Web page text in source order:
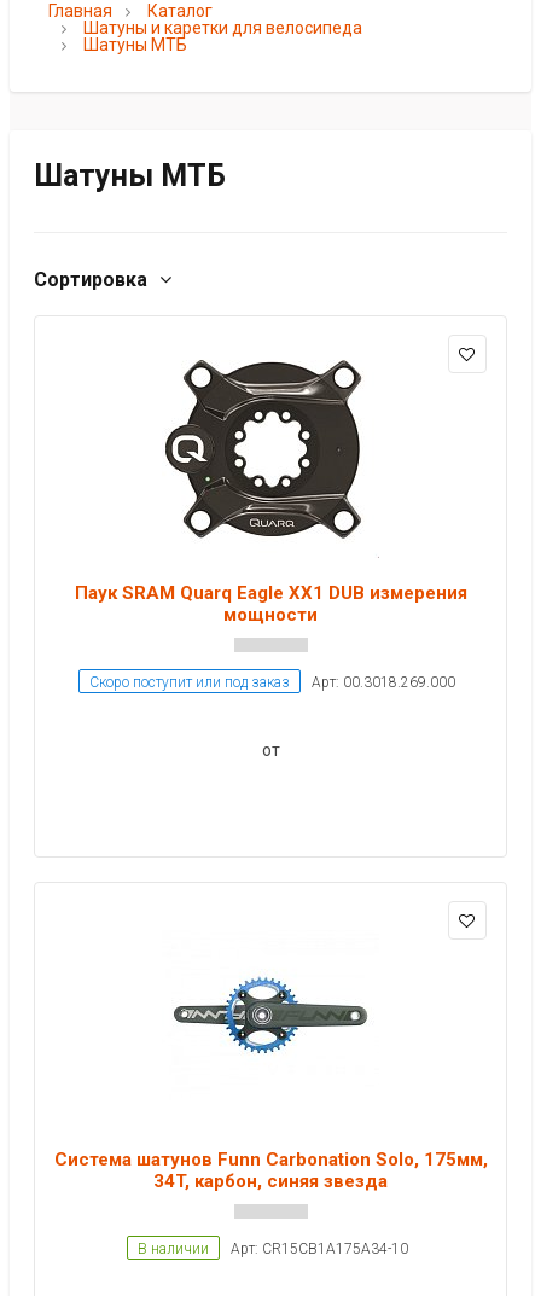
Главная
Каталог
Шатуны и каретки для велосипеда
Шатуны МТБ
Шатуны МТБ
Сортировка
Паук SRAM Quarq Eagle XX1 DUB измерения
мощности
Скоро поступит или под заказ Арт: 00.3018.269.000
от
Система шатунов Funn Carbonation Solo, 175мм,
34T, карбон, синяя звезда
В наличии Арт: CR15CB1A175A34-10